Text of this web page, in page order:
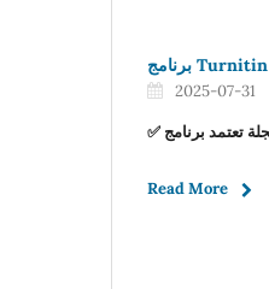
برنامج Turnitin
2025-07-31
Read More